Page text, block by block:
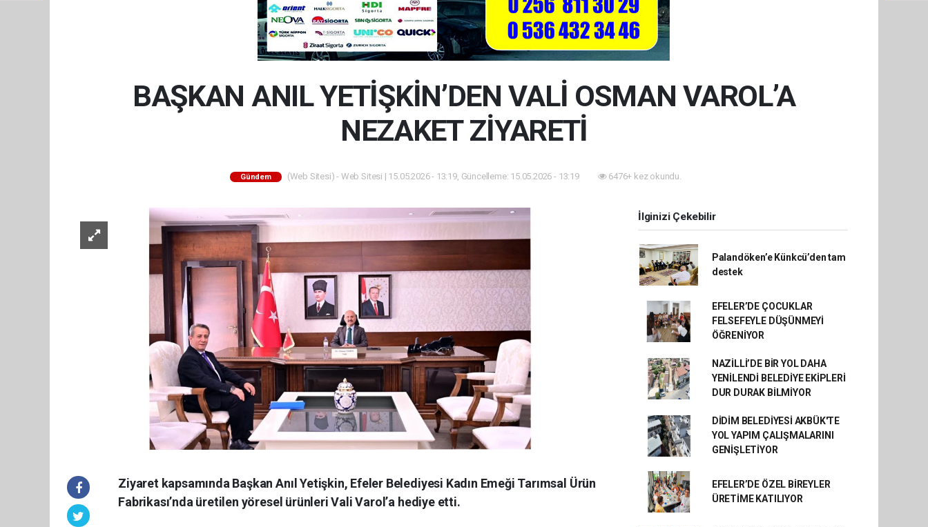
BAŞKAN ANIL YETİŞKİN’DEN VALİ OSMAN VAROL’A
NEZAKET ZİYARETİ
Gündem (Web Sitesi) - Web Sitesi | 15.05.2026 - 13:19, Güncelleme: 15.05.2026 - 13:19 6476+ kez okundu.
Ziyaret kapsamında Başkan Anıl Yetişkin, Efeler Belediyesi Kadın Emeği Tarımsal Ürün
Fabrikası’nda üretilen yöresel ürünleri Vali Varol’a hediye etti.
İlginizi Çekebilir
Palandöken’e Künkcü’den tam
destek
EFELER’DE ÇOCUKLAR
FELSEFEYLE DÜŞÜNMEYİ
ÖĞRENİYOR
NAZİLLİ’DE BİR YOL DAHA
YENİLENDİ BELEDİYE EKİPLERİ
DUR DURAK BİLMİYOR
DİDİM BELEDİYESİ AKBÜK'TE
YOL YAPIM ÇALIŞMALARINI
GENİŞLETİYOR
EFELER’DE ÖZEL BİREYLER
ÜRETİME KATILIYOR